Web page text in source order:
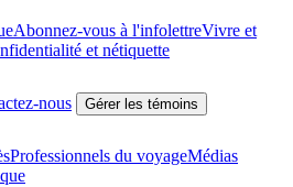
Abonnez-vous à l'infolettreVivre et
et nétiquette
nous Gérer les témoins
Professionnels du voyageMédias